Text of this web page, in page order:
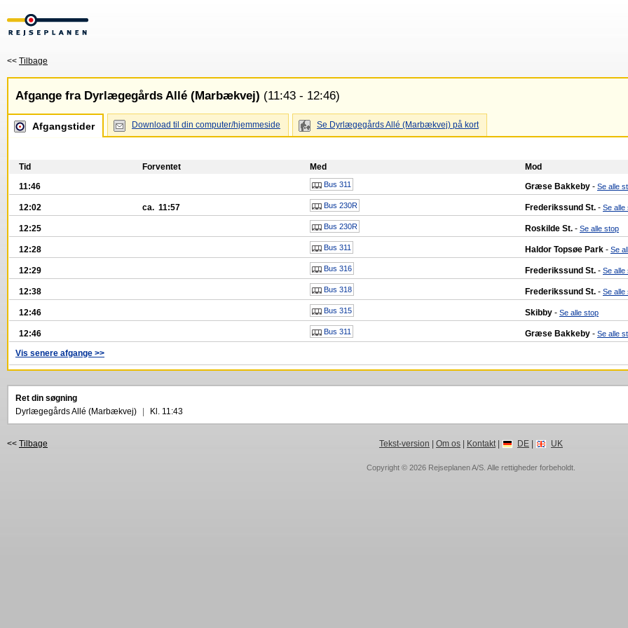
<< Tilbage
Afgange fra Dyrlægegårds Allé (Marbækvej) (11:43 - 12:46)
Afgangstider Download til din computer/hjemmeside Se Dyrlægegårds Allé (Marbækvej) på kort
Tid Forventet Med
Mod
11:46
Bus 311 Græse Bakkeby - Se alle
12:02 ca. 11:57 Bus 230R Frederikssund St. - Se alle
12:25 Bus 230R Roskilde St. - Se alle stop
12:28 Bus 311 Haldor Topsøe Park - Se
12:29 Bus 316 Frederikssund St. - Se alle
12:38 Bus 318 Frederikssund St. - Se alle
12:46 Bus 315 Skibby - Se alle stop
12:46 Bus 311 Græse Bakkeby - Se alle
Vis senere afgange >>
Ret din søgning
Dyrlægegårds Allé (Marbækvej)
Kl. 11:43
<< Tilbage Tekst-version Om os| Kontakt| DE| UK
Copyright © 2026 Rejseplanen A/S . Alle rettigheder forbeholdt.